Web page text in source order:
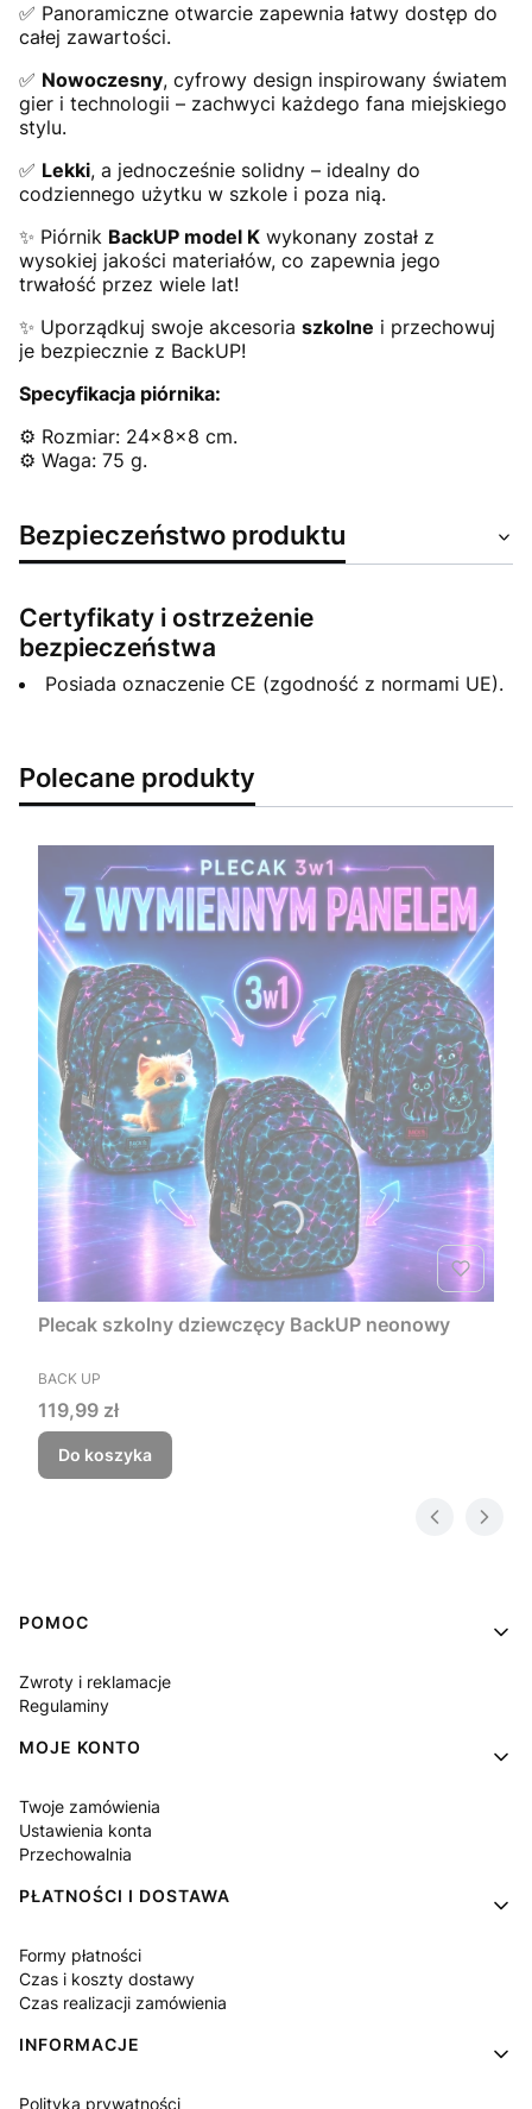
✅ Panoramiczne otwarcie zapewnia łatwy dostęp do
całej zawartości.
✅ Nowoczesny, cyfrowy design inspirowany światem
gier i technologii – zachwyci każdego fana miejskiego
stylu.
✅ Lekki, a jednocześnie solidny – idealny do
codziennego użytku w szkole i poza nią.
✨ Piórnik BackUP model K wykonany został z
wysokiej jakości materiałów, co zapewnia jego
trwałość przez wiele lat!
✨ Uporządkuj swoje akcesoria szkolne i przechowuj
je bezpiecznie z BackUP!
Specyfikacja piórnika:
⚙️ Rozmiar: 24x8x8 cm.
⚙️ Waga: 75 g.
Bezpieczeństwo produktu
Certyfikaty i ostrzeżenie
bezpieczeństwa
Posiada oznaczenie CE (zgodność z normami UE).
Polecane produkty
Plecak szkolny dziewczęcy BackUP neonowy
PRODUCENT
BACK UP
Cena
119,99 zł
Do koszyka
Linki w stopce
POMOC
Zwroty i reklamacje
Regulaminy
MOJE KONTO
Twoje zamówienia
Ustawienia konta
Przechowalnia
PŁATNOŚCI I DOSTAWA
Formy płatności
Czas i koszty dostawy
Czas realizacji zamówienia
INFORMACJE
Polityka prywatności